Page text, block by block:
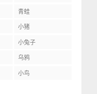
青蛙
小猪
小兔子
乌鸦
小鸟